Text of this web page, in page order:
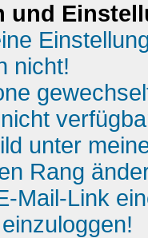
und
nicht!
unter
Rang
Mail-Link